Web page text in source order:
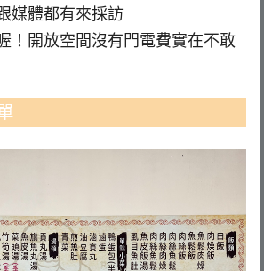
媒體都有來採訪
！開放空間沒有門電費實在不敢